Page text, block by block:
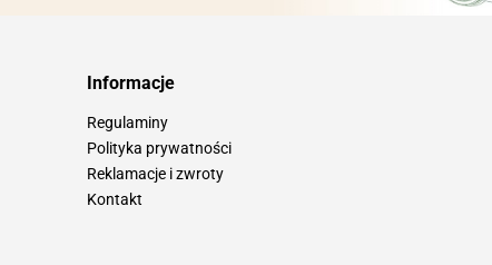
Informacje
Regulaminy
Polityka prywatności
Reklamacje i zwroty
Kontakt